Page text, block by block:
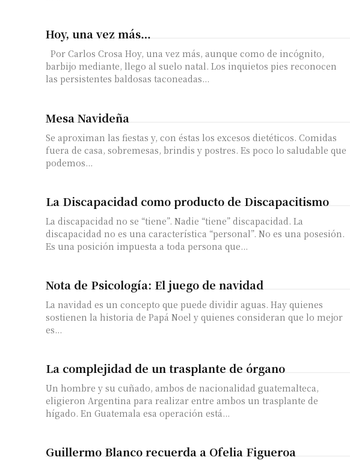
Nombre
Número de teléfono
Hoy, una vez más…
Por Carlos Crosa Hoy, una vez más, aunque como de incógnito,
barbijo mediante, llego al suelo natal. Los inquietos pies reconocen
las persistentes baldosas taconeadas...
Mesa Navideña
Se aproximan las fiestas y, con éstas los excesos dietéticos. Comidas
fuera de casa, sobremesas, brindis y postres. Es poco lo saludable que
podemos...
La Discapacidad como producto de Discapacitismo
La discapacidad no se “tiene”. Nadie “tiene” discapacidad. La
discapacidad no es una característica “personal”. No es una posesión.
Es una posición impuesta a toda persona que...
Nota de Psicología: El juego de navidad
La navidad es un concepto que puede dividir aguas. Hay quienes
sostienen la historia de Papá Noel y quienes consideran que lo mejor
es...
La complejidad de un trasplante de órgano
Un hombre y su cuñado, ambos de nacionalidad guatemalteca,
eligieron Argentina para realizar entre ambos un trasplante de
hígado. En Guatemala esa operación está...
Guillermo Blanco recuerda a Ofelia Figueroa